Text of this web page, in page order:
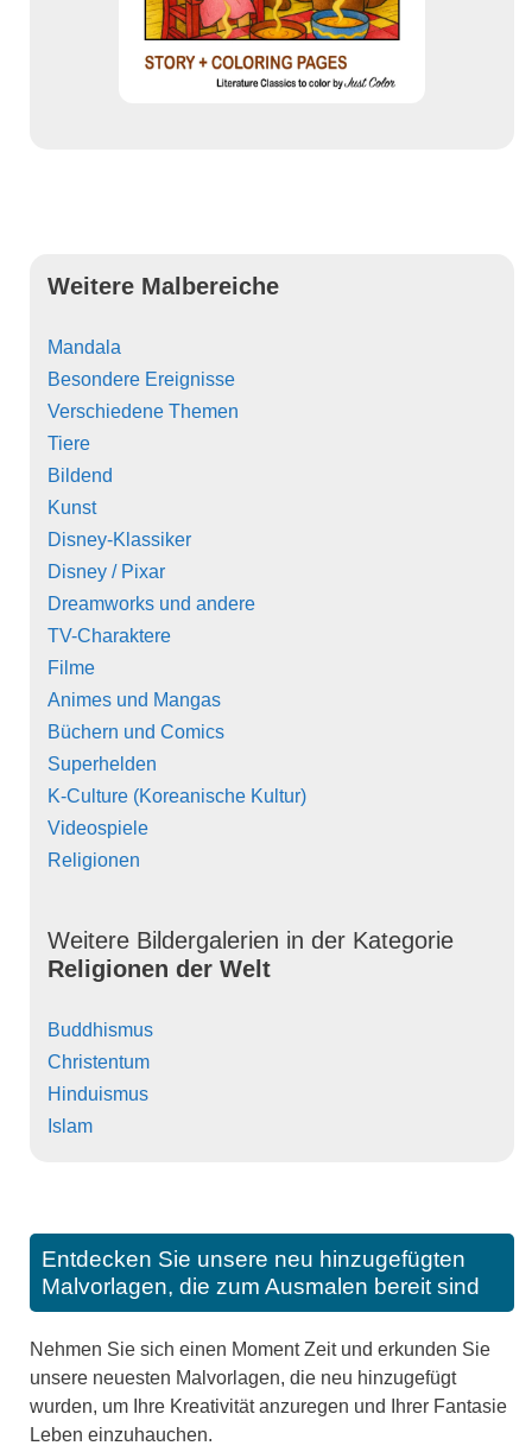
Weitere Malbereiche
Mandala
Besondere Ereignisse
Verschiedene Themen
Tiere
Bildend
Kunst
Disney-Klassiker
Disney / Pixar
Dreamworks und andere
TV-Charaktere
Filme
Animes und Mangas
Büchern und Comics
Superhelden
K-Culture (Koreanische Kultur)
Videospiele
Religionen
Weitere Bildergalerien in der Kategorie
Religionen der Welt
Buddhismus
Christentum
Hinduismus
Islam
Entdecken Sie unsere neu hinzugefügten
Malvorlagen, die zum Ausmalen bereit sind
Nehmen Sie sich einen Moment Zeit und erkunden Sie
unsere neuesten Malvorlagen, die neu hinzugefügt
wurden, um Ihre Kreativität anzuregen und Ihrer Fantasie
Leben einzuhauchen.